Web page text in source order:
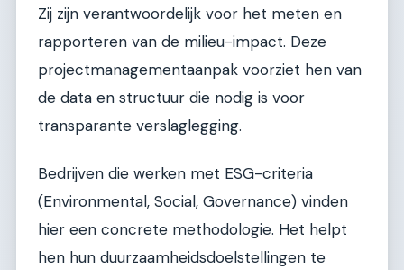
Zij zijn verantwoordelijk voor het meten en
rapporteren van de milieu-impact. Deze
projectmanagementaanpak voorziet hen van
de data en structuur die nodig is voor
transparante verslaglegging.
Bedrijven die werken met ESG-criteria
(Environmental, Social, Governance) vinden
hier een concrete methodologie. Het helpt
hen hun duurzaamheidsdoelstellingen te